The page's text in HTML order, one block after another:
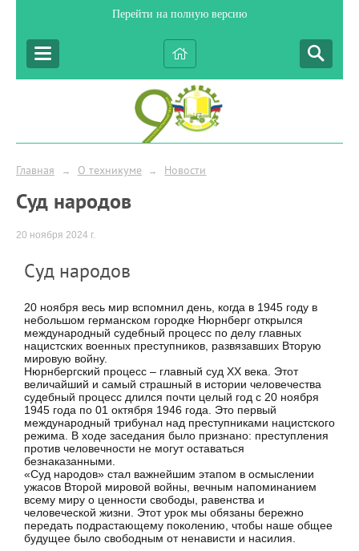
Перейти на полную версию
Главная → О техникуме → Новости
Суд народов
20 ноября 2024 г.
Суд народов
20 ноября весь мир вспомнил день, когда в 1945 году в
небольшом германском городке Нюрнберг открылся
международный судебный процесс по делу главных
нацистских военных преступников, развязавших Вторую
мировую войну.
Нюрнбергский процесс – главный суд XX века. Этот
величайший и самый страшный в истории человечества
судебный процесс длился почти целый год с 20 ноября
1945 года по 01 октября 1946 года. Это первый
международный трибунал над преступниками нацистского
режима. В ходе заседания было признано: преступления
против человечности не могут оставаться
безнаказанными.
«Суд народов» стал важнейшим этапом в осмыслении
ужасов Второй мировой войны, вечным напоминанием
всему миру о ценности свободы, равенства и
человеческой жизни. Этот урок мы обязаны бережно
передать подрастающему поколению, чтобы наше общее
будущее было свободным от ненависти и насилия.